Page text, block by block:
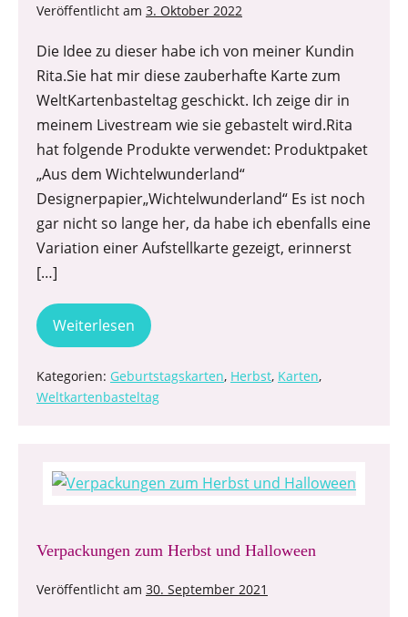
Veröffentlicht am 3. Oktober 2022
Die Idee zu dieser habe ich von meiner Kundin
Rita.Sie hat mir diese zauberhafte Karte zum
WeltKartenbasteltag geschickt. Ich zeige dir in
meinem Livestream wie sie gebastelt wird.Rita
hat folgende Produkte verwendet: Produktpaket
„Aus dem Wichtelwunderland“
Designerpapier„Wichtelwunderland“ Es ist noch
gar nicht so lange her, da habe ich ebenfalls eine
Variation einer Aufstellkarte gezeigt, erinnerst
[…]
Weiterlesen
Kategorien: Geburtstagskarten, Herbst, Karten,
Weltkartenbasteltag
Verpackungen zum Herbst und Halloween
Veröffentlicht am 30. September 2021